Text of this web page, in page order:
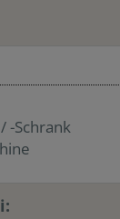
-Schrank